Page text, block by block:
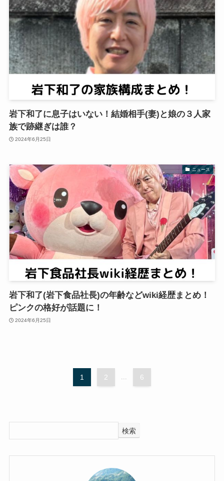
岩下和了に息子はいない！結婚相手(妻)と娘の３人家
族で跡継ぎは誰？
2024年6月25日
ニュース
岩下和了(岩下食品社長)の年齢などwiki経歴まとめ！
ピンクの格好が話題に！
2024年6月25日
1 2 ... 6
検索